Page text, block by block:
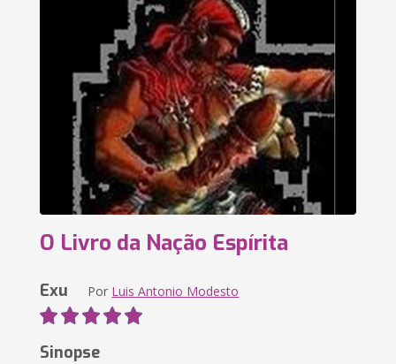
O Livro da Nação Espírita
Exu Por Luis Antonio Modesto
Sinopse